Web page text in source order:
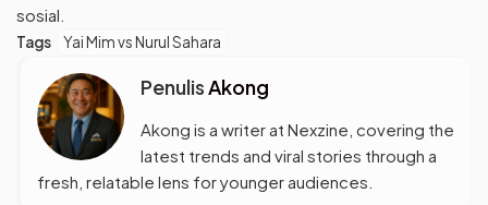
sosial.
Tags Yai Mim vs Nurul Sahara
PenulisAkong
Akong is a writer at Nexzine, covering the
latest trends and viral stories through a
fresh, relatable lens for younger audiences.